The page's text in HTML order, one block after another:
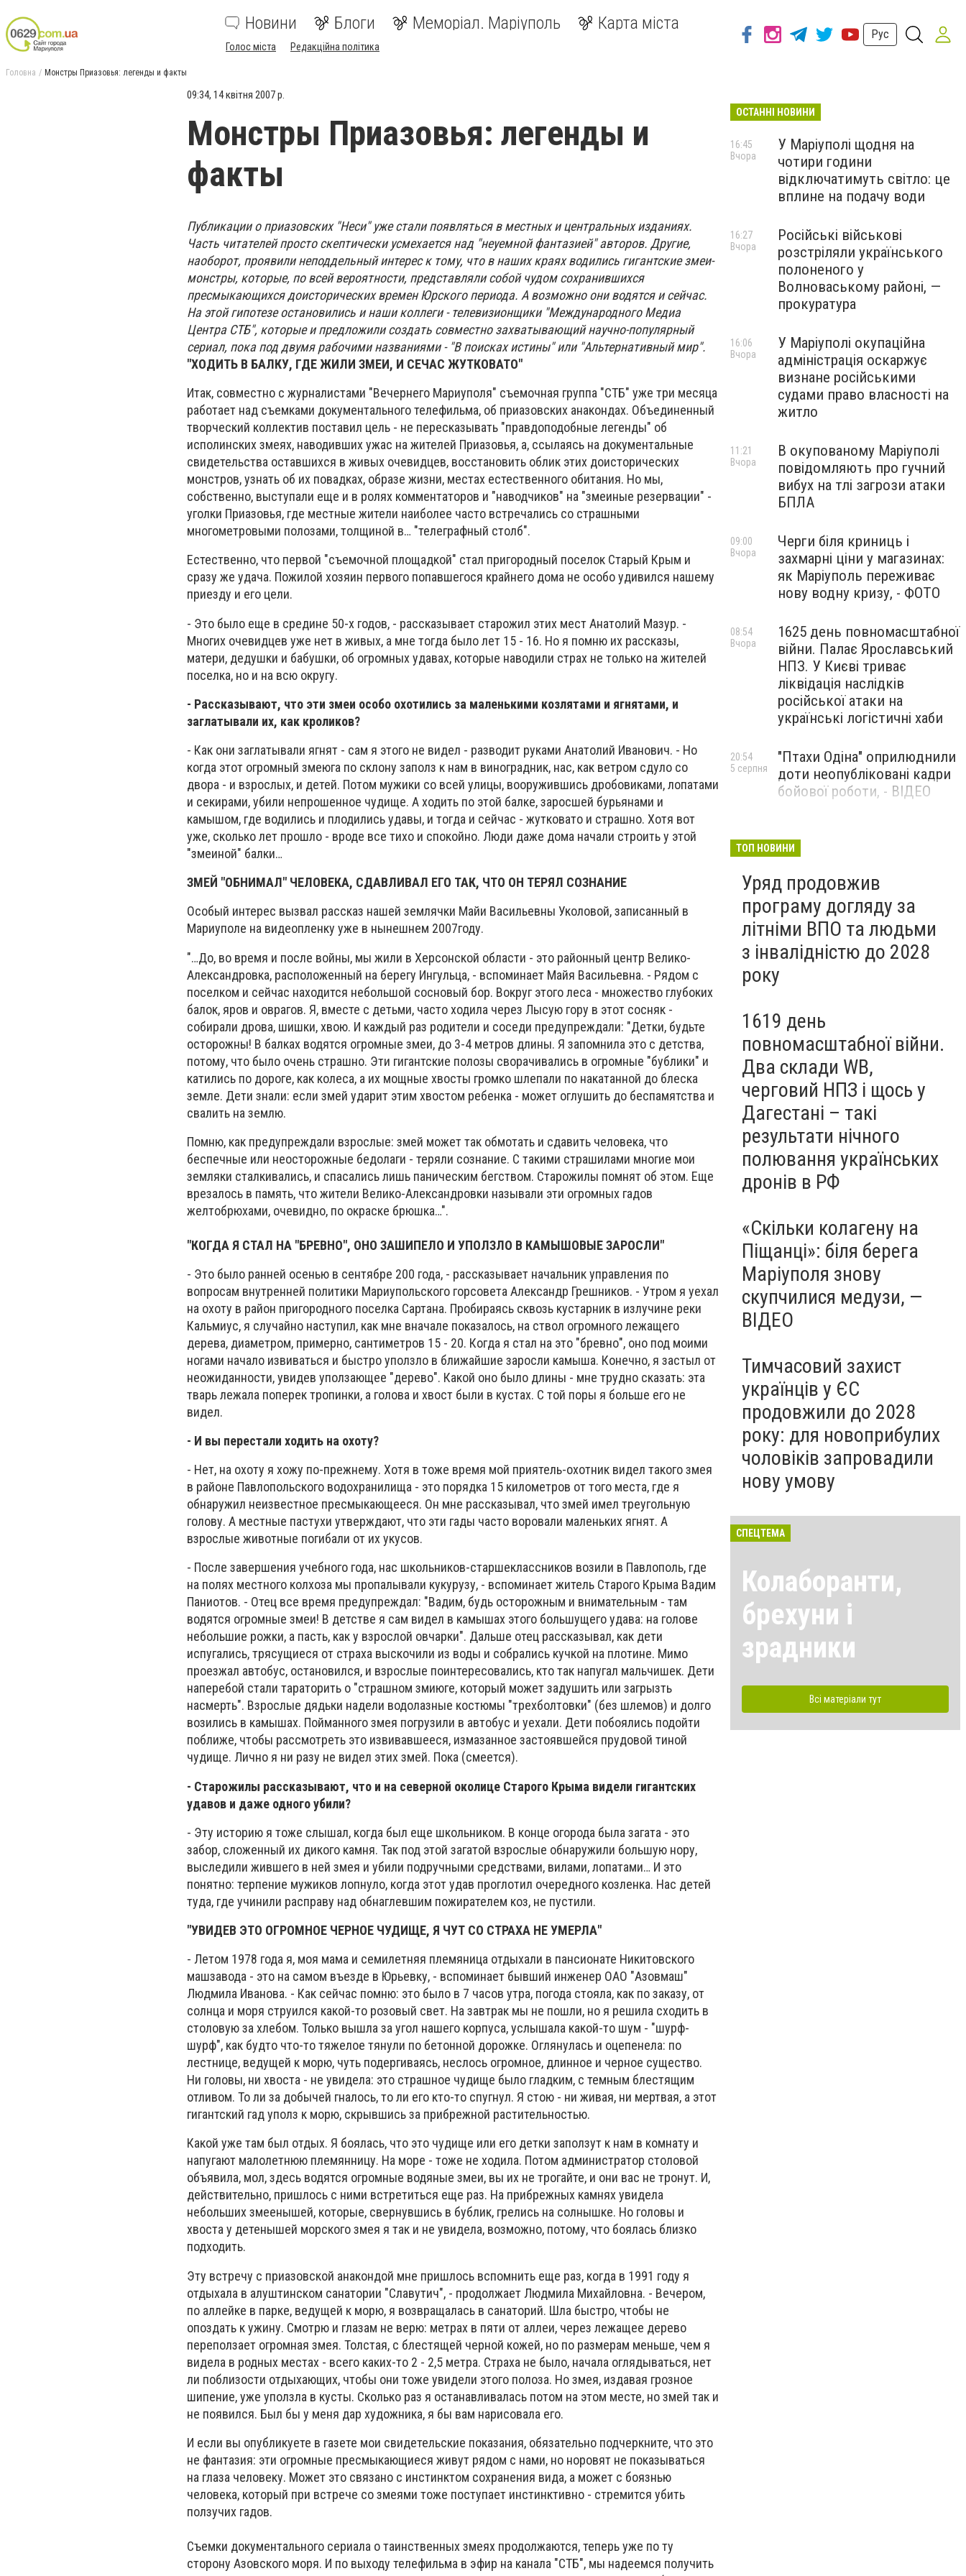
Новини Блоги Меморіал. Маріуполь Карта міста
Голос міста Редакційна політика
Рус
Головна Монстры Приазовья: легенды и факты
09:34, 14 квітня 2007 р.
Монстры Приазовья: легенды и
факты
Публикации о приазовских "Неси" уже стали появляться в местных и центральных изданиях.
Часть читателей просто скептически усмехается над "неуемной фантазией" авторов. Другие,
наоборот, проявили неподдельный интерес к тому, что в наших краях водились гигантские змеи-
монстры, которые, по всей вероятности, представляли собой чудом сохранившихся
пресмыкающихся доисторических времен Юрского периода. А возможно они водятся и сейчас.
На этой гипотезе остановились и наши коллеги - телевизионщики "Международного Медиа
Центра СТБ", которые и предложили создать совместно захватывающий научно-популярный
сериал, пока под двумя рабочими названиями - "В поисках истины" или "Альтернативный мир".
"ХОДИТЬ В БАЛКУ, ГДЕ ЖИЛИ ЗМЕИ, И СЕЧАС ЖУТКОВАТО"
Итак, совместно с журналистами "Вечернего Мариуполя" съемочная группа "СТБ" уже три месяца
работает над съемками документального телефильма, об приазовских анакондах. Объединенный
творческий коллектив поставил цель - не пересказывать "правдоподобные легенды" об
исполинских змеях, наводивших ужас на жителей Приазовья, а, ссылаясь на документальные
свидетельства оставшихся в живых очевидцев, восстановить облик этих доисторических
монстров, узнать об их повадках, образе жизни, местах естественного обитания. Но мы,
собственно, выступали еще и в ролях комментаторов и "наводчиков" на "змеиные резервации" -
уголки Приазовья, где местные жители наиболее часто встречались со страшными
многометровыми полозами, толщиной в… "телеграфный столб".
Естественно, что первой "съемочной площадкой" стал пригородный поселок Старый Крым и
сразу же удача. Пожилой хозяин первого попавшегося крайнего дома не особо удивился нашему
приезду и его цели.
- Это было еще в средине 50-х годов, - рассказывает старожил этих мест Анатолий Мазур. -
Многих очевидцев уже нет в живых, а мне тогда было лет 15 - 16. Но я помню их рассказы,
матери, дедушки и бабушки, об огромных удавах, которые наводили страх не только на жителей
поселка, но и на всю округу.
- Рассказывают, что эти змеи особо охотились за маленькими козлятами и ягнятами, и
заглатывали их, как кроликов?
- Как они заглатывали ягнят - сам я этого не видел - разводит руками Анатолий Иванович. - Но
когда этот огромный змеюга по склону заполз к нам в виноградник, нас, как ветром сдуло со
двора - и взрослых, и детей. Потом мужики со всей улицы, вооружившись дробовиками, лопатами
и секирами, убили непрошенное чудище. А ходить по этой балке, заросшей бурьянами и
камышом, где водились и плодились удавы, и тогда и сейчас - жутковато и страшно. Хотя вот
уже, сколько лет прошло - вроде все тихо и спокойно. Люди даже дома начали строить у этой
"змеиной" балки…
ЗМЕЙ "ОБНИМАЛ" ЧЕЛОВЕКА, СДАВЛИВАЛ ЕГО ТАК, ЧТО ОН ТЕРЯЛ СОЗНАНИЕ
Особый интерес вызвал рассказ нашей землячки Майи Васильевны Уколовой, записанный в
Мариуполе на видеопленку уже в нынешнем 2007году.
"…До, во время и после войны, мы жили в Херсонской области - это районный центр Велико-
Александровка, расположенный на берегу Ингульца, - вспоминает Майя Васильевна. - Рядом с
поселком и сейчас находится небольшой сосновый бор. Вокруг этого леса - множество глубоких
балок, яров и оврагов. Я, вместе с детьми, часто ходила через Лысую гору в этот сосняк -
собирали дрова, шишки, хвою. И каждый раз родители и соседи предупреждали: "Детки, будьте
осторожны! В балках водятся огромные змеи, до 3-4 метров длины. Я запомнила это с детства,
потому, что было очень страшно. Эти гигантские полозы сворачивались в огромные "бублики" и
катились по дороге, как колеса, а их мощные хвосты громко шлепали по накатанной до блеска
земле. Дети знали: если змей ударит этим хвостом ребенка - может оглушить до беспамятства и
свалить на землю.
Помню, как предупреждали взрослые: змей может так обмотать и сдавить человека, что
беспечные или неосторожные бедолаги - теряли сознание. С такими страшилами многие мои
земляки сталкивались, и спасались лишь паническим бегством. Старожилы помнят об этом. Еще
врезалось в память, что жители Велико-Александровки называли эти огромных гадов
желтобрюхами, очевидно, по окраске брюшка…".
"КОГДА Я СТАЛ НА "БРЕВНО", ОНО ЗАШИПЕЛО И УПОЛЗЛО В КАМЫШОВЫЕ ЗАРОСЛИ"
- Это было ранней осенью в сентябре 200 года, - рассказывает начальник управления по
вопросам внутренней политики Мариупольского горсовета Александр Грешников. - Утром я уехал
на охоту в район пригородного поселка Сартана. Пробираясь сквозь кустарник в излучине реки
Кальмиус, я случайно наступил, как мне вначале показалось, на ствол огромного лежащего
дерева, диаметром, примерно, сантиметров 15 - 20. Когда я стал на это "бревно", оно под моими
ногами начало извиваться и быстро уползло в ближайшие заросли камыша. Конечно, я застыл от
неожиданности, увидев уползающее "дерево". Какой оно было длины - мне трудно сказать: эта
тварь лежала поперек тропинки, а голова и хвост были в кустах. С той поры я больше его не
видел.
- И вы перестали ходить на охоту?
- Нет, на охоту я хожу по-прежнему. Хотя в тоже время мой приятель-охотник видел такого змея
в районе Павлопольского водохранилища - это порядка 15 километров от того места, где я
обнаружил неизвестное пресмыкающееся. Он мне рассказывал, что змей имел треугольную
голову. А местные пастухи утверждают, что эти гады часто воровали маленьких ягнят. А
взрослые животные погибали от их укусов.
- После завершения учебного года, нас школьников-старшеклассников возили в Павлополь, где
на полях местного колхоза мы пропалывали кукурузу, - вспоминает житель Старого Крыма Вадим
Паниотов. - Отец все время предупреждал: "Вадим, будь осторожным и внимательным - там
водятся огромные змеи! В детстве я сам видел в камышах этого большущего удава: на голове
небольшие рожки, а пасть, как у взрослой овчарки". Дальше отец рассказывал, как дети
испугались, трясущиеся от страха выскочили из воды и собрались кучкой на плотине. Мимо
проезжал автобус, остановился, и взрослые поинтересовались, кто так напугал мальчишек. Дети
наперебой стали тараторить о "страшном змиюге, который может задушить или загрызть
насмерть". Взрослые дядьки надели водолазные костюмы "трехболтовки" (без шлемов) и долго
возились в камышах. Пойманного змея погрузили в автобус и уехали. Дети побоялись подойти
поближе, чтобы рассмотреть это извивавшееся, измазанное застоявшейся прудовой тиной
чудище. Лично я ни разу не видел этих змей. Пока (смеется).
- Старожилы рассказывают, что и на северной околице Старого Крыма видели гигантских
удавов и даже одного убили?
- Эту историю я тоже слышал, когда был еще школьником. В конце огорода была загата - это
забор, сложенный их дикого камня. Так под этой загатой взрослые обнаружили большую нору,
выследили жившего в ней змея и убили подручными средствами, вилами, лопатами… И это
понятно: терпение мужиков лопнуло, когда этот удав проглотил очередного козленка. Нас детей
туда, где учинили расправу над обнаглевшим пожирателем коз, не пустили.
"УВИДЕВ ЭТО ОГРОМНОЕ ЧЕРНОЕ ЧУДИЩЕ, Я ЧУТ СО СТРАХА НЕ УМЕРЛА"
- Летом 1978 года я, моя мама и семилетняя племяница отдыхали в пансионате Никитовского
машзавода - это на самом въезде в Юрьевку, - вспоминает бывший инженер ОАО "Азовмаш"
Людмила Иванова. - Как сейчас помню: это было в 7 часов утра, погода стояла, как по заказу, от
солнца и моря струился какой-то розовый свет. На завтрак мы не пошли, но я решила сходить в
столовую за хлебом. Только вышла за угол нашего корпуса, услышала какой-то шум - "шурф-
шурф", как будто что-то тяжелое тянули по бетонной дорожке. Оглянулась и оцепенела: по
лестнице, ведущей к морю, чуть подергиваясь, неслось огромное, длинное и черное существо.
Ни головы, ни хвоста - не увидела: это страшное чудище было гладким, с темным блестящим
отливом. То ли за добычей гналось, то ли его кто-то спугнул. Я стою - ни живая, ни мертвая, а этот
гигантский гад уполз к морю, скрывшись за прибрежной растительностью.
Какой уже там был отдых. Я боялась, что это чудище или его детки заползут к нам в комнату и
напугают малолетнюю племянницу. На море - тоже не ходила. Потом администратор столовой
объявила, мол, здесь водятся огромные водяные змеи, вы их не трогайте, и они вас не тронут. И,
действительно, пришлось с ними встретиться еще раз. На прибрежных камнях увидела
небольших змеенышей, которые, свернувшись в бублик, грелись на солнышке. Но головы и
хвоста у детенышей морского змея я так и не увидела, возможно, потому, что боялась близко
подходить.
Эту встречу с приазовской анакондой мне пришлось вспомнить еще раз, когда в 1991 году я
отдыхала в алуштинском санатории "Славутич", - продолжает Людмила Михайловна. - Вечером,
по аллейке в парке, ведущей к морю, я возвращалась в санаторий. Шла быстро, чтобы не
опоздать к ужину. Смотрю и глазам не верю: метрах в пяти от аллеи, через лежащее дерево
переползает огромная змея. Толстая, с блестящей черной кожей, но по размерам меньше, чем я
видела в родных местах - всего каких-то 2 - 2,5 метра. Страха не было, начала оглядываться, нет
ли поблизости отдыхающих, чтобы они тоже увидели этого полоза. Но змея, издавая грозное
шипение, уже уползла в кусты. Сколько раз я останавливалась потом на этом месте, но змей так и
не появился. Был бы у меня дар художника, я бы вам нарисовала его.
И если вы опубликуете в газете мои свидетельские показания, обязательно подчеркните, что это
не фантазия: эти огромные пресмыкающиеся живут рядом с нами, но норовят не показываться
на глаза человеку. Может это связано с инстинктом сохранения вида, а может с боязнью
человека, который при встрече со змеями тоже поступает инстинктивно - стремится убить
ползучих гадов.
Съемки документального сериала о таинственных змеях продолжаются, теперь уже по ту
сторону Азовского моря. И по выходу телефильма в эфир на канала "СТБ", мы надеемся получить
ОСТАННІ НОВИНИ
У Маріуполі щодня на
чотири години
відключатимуть світло: це
вплине на подачу води
16:45
Вчора
Російські військові
розстріляли українського
полоненого у
Волноваському районі, —
прокуратура
16:27
Вчора
У Маріуполі окупаційна
адміністрація оскаржує
визнане російськими
судами право власності на
житло
16:06
Вчора
В окупованому Маріуполі
повідомляють про гучний
вибух на тлі загрози атаки
БПЛА
11:21
Вчора
Черги біля криниць і
захмарні ціни у магазинах:
як Маріуполь переживає
нову водну кризу, - ФОТО
09:00
Вчора
1625 день повномасштабної
війни. Палає Ярославський
НПЗ. У Києві триває
ліквідація наслідків
російської атаки на
українські логістичні хаби
08:54
Вчора
"Птахи Одіна" оприлюднили
доти неопубліковані кадри
бойової роботи, - ВІДЕО
20:54
5 серпня
Бєдняков зіграє тата
новому українському
фільмі, - ФОТО
5 серпня
ТОП НОВИНИ
Уряд продовжив
програму догляду за
літніми ВПО та людьми
з інвалідністю до 2028
року
1619 день
повномасштабної війни.
Два склади WB,
черговий НПЗ і щось у
Дагестані – такі
результати нічного
полювання українських
дронів в РФ
«Скільки колагену на
Піщанці»: біля берега
Маріуполя знову
скупчилися медузи, —
ВІДЕО
Тимчасовий захист
українців у ЄС
продовжили до 2028
року: для новоприбулих
чоловіків запровадили
нову умову
СПЕЦТЕМА
Колаборанти,
брехуни і
зрадники
Всі матеріали тут